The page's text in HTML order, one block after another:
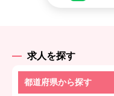
求人を探す
都道府県から探す